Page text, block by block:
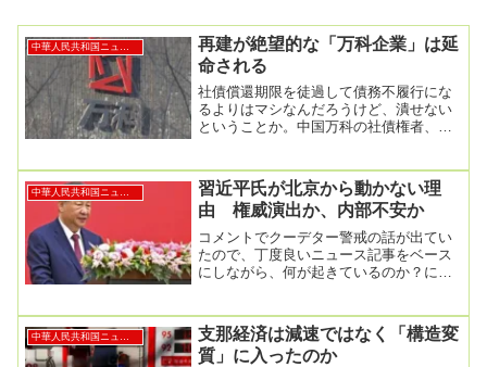
再建が絶望的な「万科企業」は延
命される
社債償還期限を徒過して債務不履行にな
るよりはマシなんだろうけど、潰せない
ということか。中国万科の社債権者、返
習近平氏が北京から動かない理
由 権威演出か、内部不安か
コメントでクーデター警戒の話が出てい
たので、丁度良いニュース記事をベース
にしながら、何が起きているのか？につ
中華人民共和国ニュース
支那経済は減速ではなく「構造変
質」に入ったのか